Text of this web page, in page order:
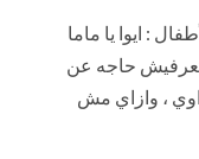
: ايوا يا ماما
حاجه عن
اوي ، وازاي مش